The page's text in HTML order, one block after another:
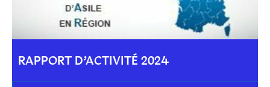
RAPPORT D’ACTIVITÉ 2024